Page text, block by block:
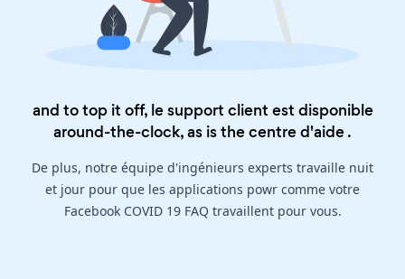
and to top it off, le support client est disponible
around-the-clock, as is thecentre d'aide.
De plus, notre équipe d'ingénieurs experts travaille nuit
et jour pour que les applications powr comme votre
Facebook COVID 19 FAQ travaillent pour vous.